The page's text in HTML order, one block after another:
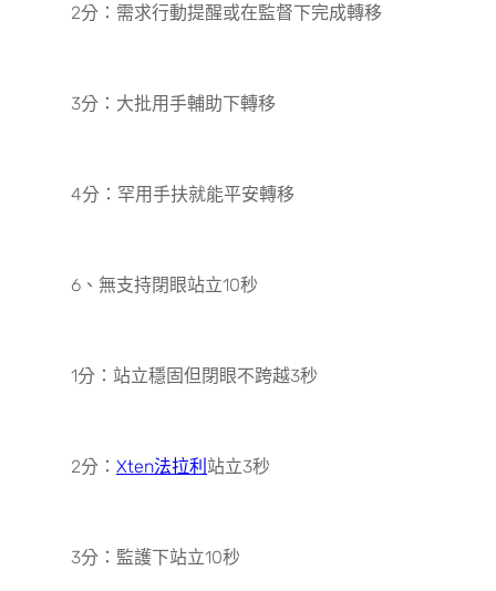
2分：需求行動提醒或在監督下完成轉移
3分：大批用手輔助下轉移
4分：罕用手扶就能平安轉移
6、無支持閉眼站立10秒
1分：站立穩固但閉眼不跨越3秒
2分： Xten法拉利 站立3秒
3分：監護下站立10秒